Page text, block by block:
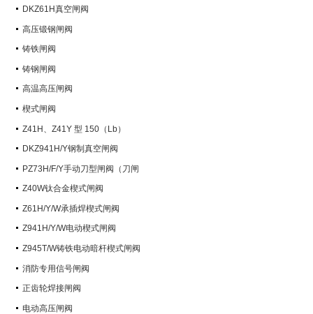
PN63 钢制楔式闸阀
DKZ61H真空闸阀
高压锻钢闸阀
铸铁闸阀
铸钢闸阀
高温高压闸阀
楔式闸阀
Z41H、Z41Y 型 150（Lb）
~600（Lb） 钢制楔式闸阀
DKZ941H/Y钢制真空闸阀
PZ73H/F/Y手动刀型闸阀（刀闸
阀）Z40W钛合金楔式闸阀
Z61H/Y/W承插焊楔式闸阀
Z941H/Y/W电动楔式闸阀
Z945T/W铸铁电动暗杆楔式闸阀
消防专用信号闸阀
正齿轮焊接闸阀
电动高压闸阀